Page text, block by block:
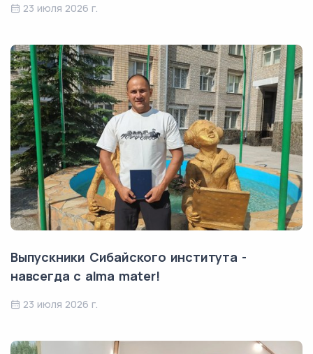
23 июля 2026 г.
Выпускники Сибайского института -
навсегда с alma mater!
23 июля 2026 г.